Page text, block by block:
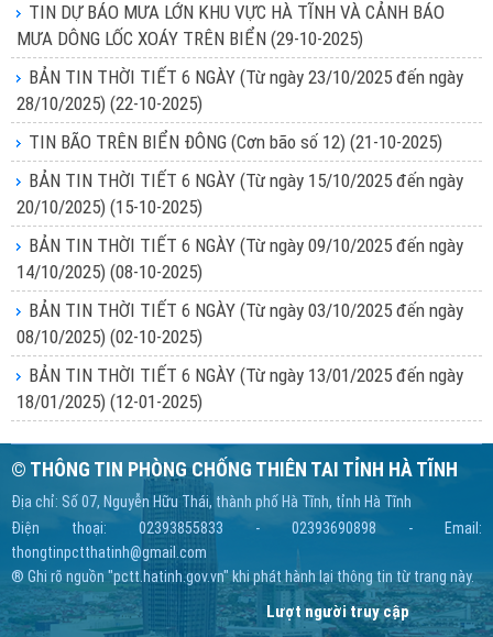
TIN DỰ BÁO MƯA LỚN KHU VỰC HÀ TĨNH VÀ CẢNH BÁO
MƯA DÔNG LỐC XOÁY TRÊN BIỂN (29-10-2025)
BẢN TIN THỜI TIẾT 6 NGÀY (Từ ngày 23/10/2025 đến ngày
28/10/2025) (22-10-2025)
TIN BÃO TRÊN BIỂN ĐÔNG (Cơn bão số 12) (21-10-2025)
BẢN TIN THỜI TIẾT 6 NGÀY (Từ ngày 15/10/2025 đến ngày
20/10/2025) (15-10-2025)
BẢN TIN THỜI TIẾT 6 NGÀY (Từ ngày 09/10/2025 đến ngày
14/10/2025) (08-10-2025)
BẢN TIN THỜI TIẾT 6 NGÀY (Từ ngày 03/10/2025 đến ngày
08/10/2025) (02-10-2025)
BẢN TIN THỜI TIẾT 6 NGÀY (Từ ngày 13/01/2025 đến ngày
18/01/2025) (12-01-2025)
© THÔNG TIN PHÒNG CHỐNG THIÊN TAI TỈNH HÀ TĨNH
Địa chỉ: Số 07, Nguyễn Hữu Thái, thành phố Hà Tĩnh, tỉnh Hà Tĩnh
Điện thoại: 02393855833 - 02393690898 - Email:
thongtinpctthatinh@gmail.com
® Ghi rõ nguồn "pctt.hatinh.gov.vn" khi phát hành lại thông tin từ trang này.
Lượt người truy cập